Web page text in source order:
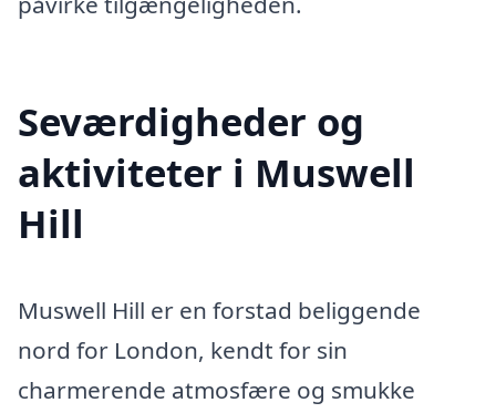
Seværdigheder og
aktiviteter i Muswell
Hill
Muswell Hill er en forstad beliggende
nord for London, kendt for sin
charmerende atmosfære og smukke